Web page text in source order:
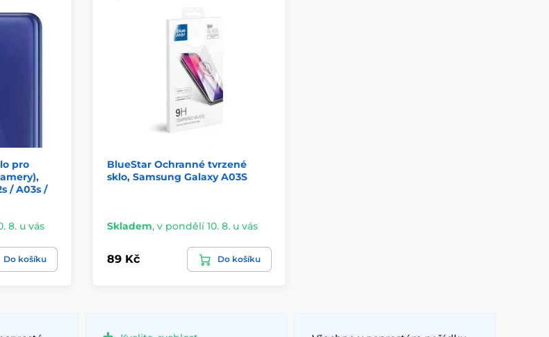
pro
/ A03s /
8. u vás
Do košíku
BlueStar Ochranné tvrzené
sklo, Samsung Galaxy A03S
Skladem, v pondělí 10. 8. u vás
89 Kč Do košíku